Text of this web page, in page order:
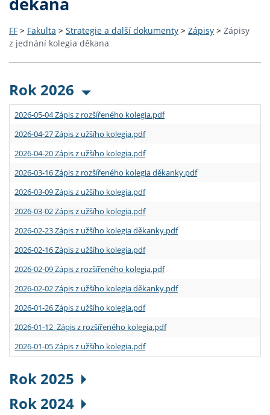
FF > Fakulta > Strategie a další dokumenty > Zápisy > Zápisy
z jednání kolegia děkana
Rok 2026
2026-05-04 Zápis z rozšířeného kolegia.pdf
2026-04-27 Zápis z užšího kolegia.pdf
2026-04-20 Zápis z užšího kolegia.pdf
2026-03-16 Zápis z rozšířeného kolegia děkanky.pdf
2026-03-09 Zápis z užšího kolegia.pdf
2026-03-02 Zápis z užšího kolegia.pdf
2026-02-23 Zápis z užšího kolegia děkanky.pdf
2026-02-16 Zápis z užšího kolegia.pdf
2026-02-09 Zápis z rozšířeného kolegia.pdf
2026-02-02 Zápis z užšího kolegia děkanky.pdf
2026-01-26 Zápis z užšího kolegia.pdf
2026-01-12 Zápis z rozšířeného kolegia.pdf
2026-01-05 Zápis z užšího kolegia.pdf
Rok 2025
Rok 2024